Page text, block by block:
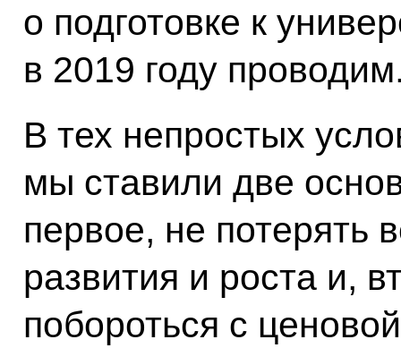
о подготовке к
в 2019 году
В тех непростых
мы ставили две
первое, не потерять
развития и роста и,
побороться с